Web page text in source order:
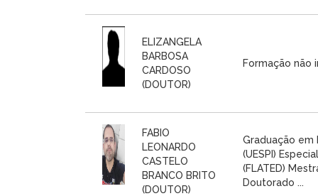
ELIZANGELA
BARBOSA
CARDOSO
(DOUTOR)
Formação não
FABIO
LEONARDO
CASTELO
BRANCO BRITO
(DOUTOR)
Graduação em
(UESPI)
(FLATED)
Doutorado ...